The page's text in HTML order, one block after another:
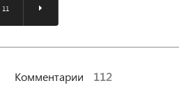
11
Комментарии 112